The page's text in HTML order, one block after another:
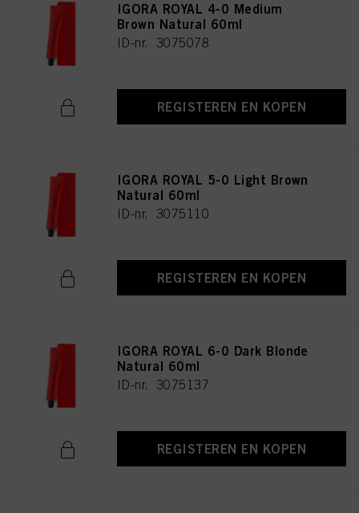
IGORA ROYAL 4-0 Medium
Brown Natural 60ml
ID-nr. 3075078
REGISTEREN EN KOPEN
IGORA ROYAL 5-0 Light Brown
Natural 60ml
ID-nr. 3075110
REGISTEREN EN KOPEN
IGORA ROYAL 6-0 Dark Blonde
Natural 60ml
ID-nr. 3075137
REGISTEREN EN KOPEN